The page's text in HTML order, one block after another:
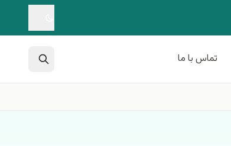
تماس با ما